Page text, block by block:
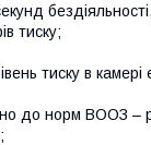
тиску;
тиску в
до норм ВООЗ –